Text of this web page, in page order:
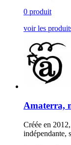
0 produit
voir les
Amaterra,
Créée en
indépendante,